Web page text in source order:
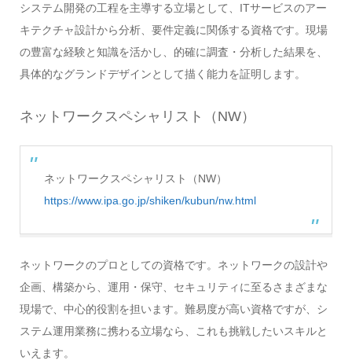
システム開発の工程を主導する立場として、ITサービスのアー
キテクチャ設計から分析、要件定義に関係する資格です。現場
の豊富な経験と知識を活かし、的確に調査・分析した結果を、
具体的なグランドデザインとして描く能力を証明します。
ネットワークスペシャリスト（NW）
ネットワークスペシャリスト（NW）
https://www.ipa.go.jp/shiken/kubun/nw.html
ネットワークのプロとしての資格です。ネットワークの設計や
企画、構築から、運用・保守、セキュリティに至るさまざまな
現場で、中心的役割を担います。難易度が高い資格ですが、シ
ステム運用業務に携わる立場なら、これも挑戦したいスキルと
いえます。